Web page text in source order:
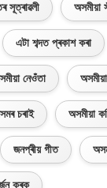
সূত্ৰাৱলী অসমীয়া
এটা শব্দত প্ৰকাশ কৰা
নেওঁতা
চৰাই অসমীয়া
জনপ্ৰীয় গীত
কৰক